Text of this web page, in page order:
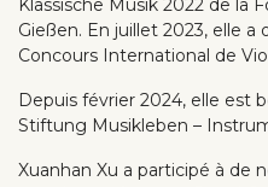
Klassische Musik 2022 de la
Gießen. En juillet 2023, elle
Concours International de
Depuis février 2024, elle est
Stiftung Musikleben –
Xuanhan Xu a participé à de